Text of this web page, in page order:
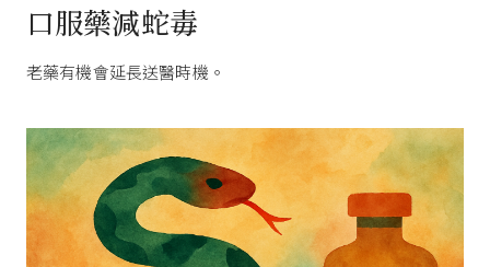
口服藥減蛇毒
老藥有機會延長送醫時機。